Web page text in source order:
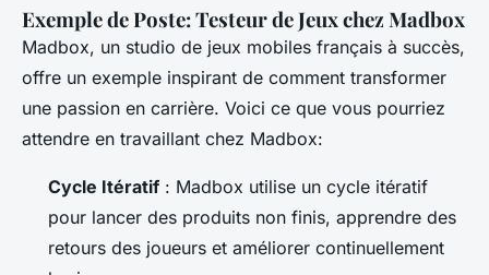
Exemple de Poste: Testeur de Jeux chez Madbox
Madbox, un studio de jeux mobiles français à succès,
offre un exemple inspirant de comment transformer
une passion en carrière. Voici ce que vous pourriez
attendre en travaillant chez Madbox:
Cycle Itératif : Madbox utilise un cycle itératif
pour lancer des produits non finis, apprendre des
retours des joueurs et améliorer continuellement